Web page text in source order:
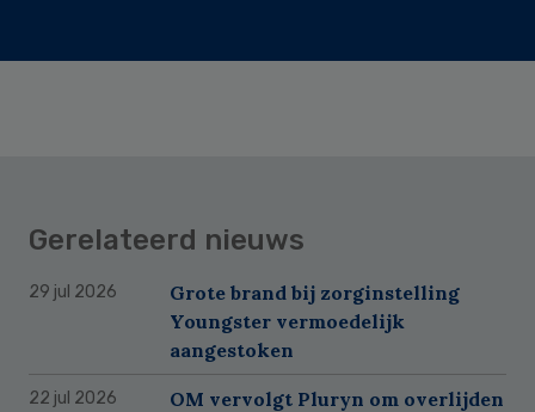
Gerelateerd nieuws
29 jul 2026
Grote brand bij zorginstelling
Youngster vermoedelijk
aangestoken
22 jul 2026
OM vervolgt Pluryn om overlijden